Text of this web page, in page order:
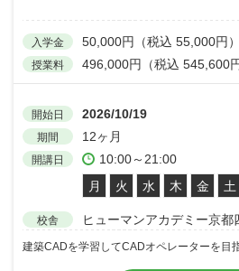
入学金 50,000円（税込 55,000円）
授業料 496,000円（税込 545,600円
開始日 2026/10/19
期間 12ヶ月
開講日
10:00～21:00
月
火 水 木 金 土
校舎 ヒューマンアカデミー京都
建築CADを学習してCADオペレーターを目